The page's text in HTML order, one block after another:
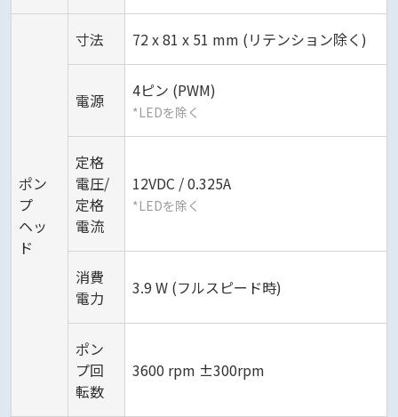
ポン
プ
ヘッ
ド
寸法 72 x 81 x 51 mm (リテンション除く)
電源 4ピン (PWM)
*LEDを除く
定格
電圧/
定格
電流
12VDC / 0.325A
*LEDを除く
消費
電力
3.9 W (フルスピード時)
ポン
プ回
転数
3600 rpm ±300rpm